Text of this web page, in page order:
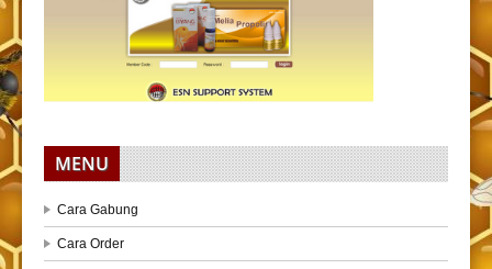
MENU
Cara Gabung
Cara Order